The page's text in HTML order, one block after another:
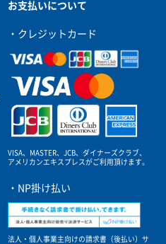
お支払いについて
・クレジットカード
VISA、MASTER、JCB、ダイナーズクラブ、
アメリカンエキスプレスがご利用頂けます。
・NP掛け払い
法人・個人事業主向けの請求書（後払い）サ